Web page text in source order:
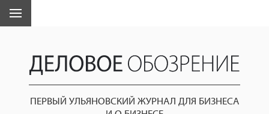
ПЕРВЫЙ УЛЬЯНОВСКИЙ ЖУРНАЛ ДЛЯ БИЗНЕСА